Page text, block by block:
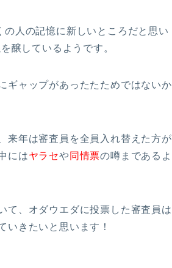
人の記憶に新しいところだと思い
醸しているようです。
ギャップがあったたためではないか
来年は審査員を全員入れ替えた方が
にはヤラセや同情票の噂まであるよ
て、オダウエダに投票した審査員は
いきたいと思います！